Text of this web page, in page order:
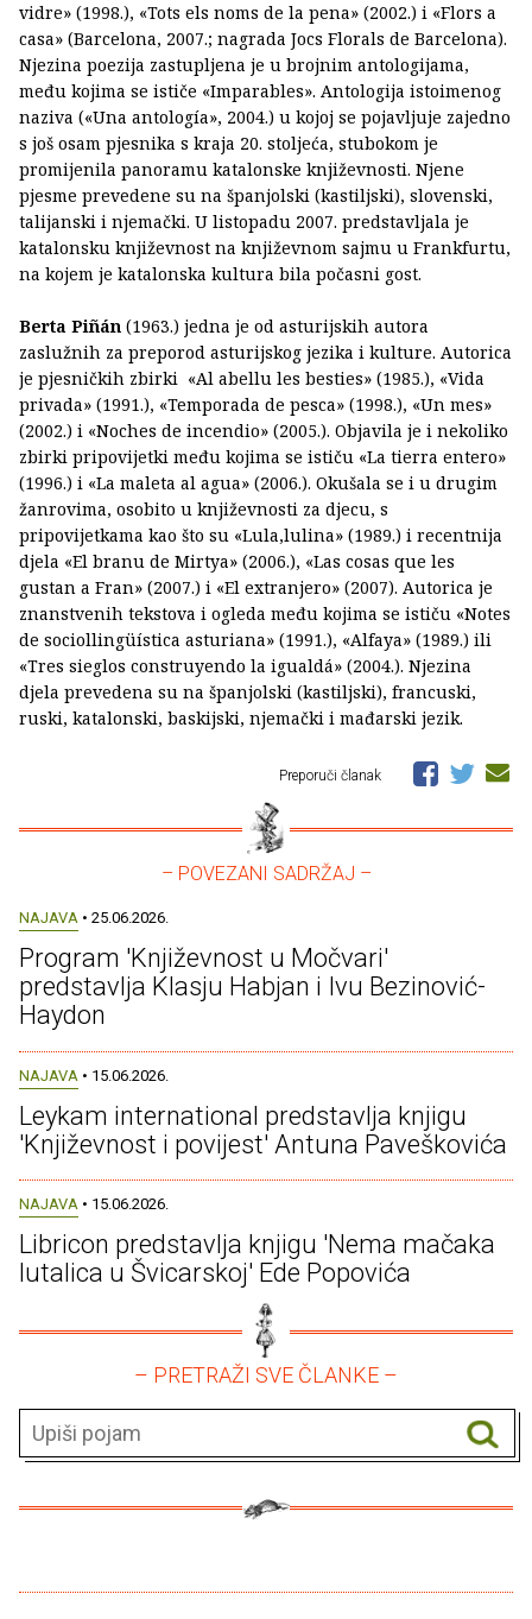
vidre» (1998.), «Tots els noms de la pena» (2002.) i «Flors a
casa» (Barcelona, 2007.; nagrada Jocs Florals de Barcelona).
Njezina poezija zastupljena je u brojnim antologijama,
među kojima se ističe «Imparables». Antologija istoimenog
naziva («Una antología», 2004.) u kojoj se pojavljuje zajedno
s još osam pjesnika s kraja 20. stoljeća, stubokom je
promijenila panoramu katalonske književnosti. Njene
pjesme prevedene su na španjolski (kastiljski), slovenski,
talijanski i njemački. U listopadu 2007. predstavljala je
katalonsku književnost na književnom sajmu u Frankfurtu,
na kojem je katalonska kultura bila počasni gost.
Berta Piñán (1963.) jedna je od asturijskih autora
zaslužnih za preporod asturijskog jezika i kulture. Autorica
je pjesničkih zbirki «Al abellu les besties» (1985.), «Vida
privada» (1991.), «Temporada de pesca» (1998.), «Un mes»
(2002.) i «Noches de incendio» (2005.). Objavila je i nekoliko
zbirki pripovijetki među kojima se ističu «La tierra entero»
(1996.) i «La maleta al agua» (2006.). Okušala se i u drugim
žanrovima, osobito u književnosti za djecu, s
pripovijetkama kao što su «Lula,lulina» (1989.) i recentnija
djela «El branu de Mirtya» (2006.), «Las cosas que les
gustan a Fran» (2007.) i «El extranjero» (2007). Autorica je
znanstvenih tekstova i ogleda među kojima se ističu «Notes
de sociollingüística asturiana» (1991.), «Alfaya» (1989.) ili
«Tres sieglos construyendo la igualdá» (2004.). Njezina
djela prevedena su na španjolski (kastiljski), francuski,
ruski, katalonski, baskijski, njemački i mađarski jezik.
Preporuči članak
– POVEZANI SADRŽAJ –
NAJAVA • 25.06.2026.
Program 'Književnost u Močvari'
predstavlja Klasju Habjan i Ivu Bezinović-
Haydon
NAJAVA • 15.06.2026.
Leykam international predstavlja knjigu
'Književnost i povijest' Antuna Paveškovića
NAJAVA • 15.06.2026.
Libricon predstavlja knjigu 'Nema mačaka
lutalica u Švicarskoj' Ede Popovića
– PRETRAŽI SVE ČLANKE –